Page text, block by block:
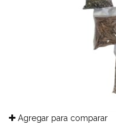
Agregar para comparar